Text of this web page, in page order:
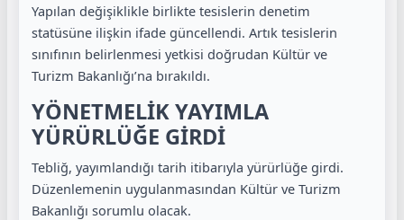
Yapılan değişiklikle birlikte tesislerin denetim
statüsüne ilişkin ifade güncellendi. Artık tesislerin
sınıfının belirlenmesi yetkisi doğrudan Kültür ve
Turizm Bakanlığı’na bırakıldı.
YÖNETMELİK YAYIMLA
YÜRÜRLÜĞE GİRDİ
Tebliğ, yayımlandığı tarih itibarıyla yürürlüğe girdi.
Düzenlemenin uygulanmasından Kültür ve Turizm
Bakanlığı sorumlu olacak.